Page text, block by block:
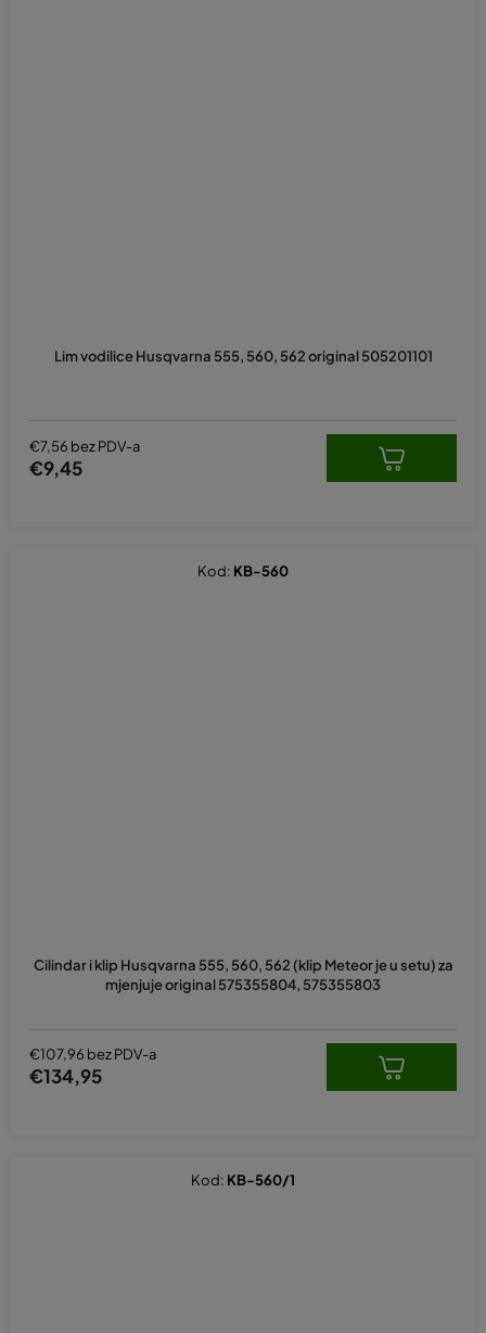
Lim vodilice Husqvarna 555, 560, 562 original 505201101
€7,56 bez PDV-a
€9,45
Cilindar i klip Husqvarna 555, 560, 562 (klip Meteor je u setu) za
mjenjuje original 575355804, 575355803
€107,96 bez PDV-a
€134,95
Kod: KB-560
Kod: KB-560/1